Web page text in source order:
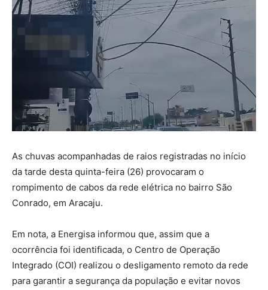
As chuvas acompanhadas de raios registradas no início
da tarde desta quinta-feira (26) provocaram o
rompimento de cabos da rede elétrica no bairro São
Conrado, em Aracaju.
Em nota, a Energisa informou que, assim que a
ocorrência foi identificada, o Centro de Operação
Integrado (COI) realizou o desligamento remoto da rede
para garantir a segurança da população e evitar novos